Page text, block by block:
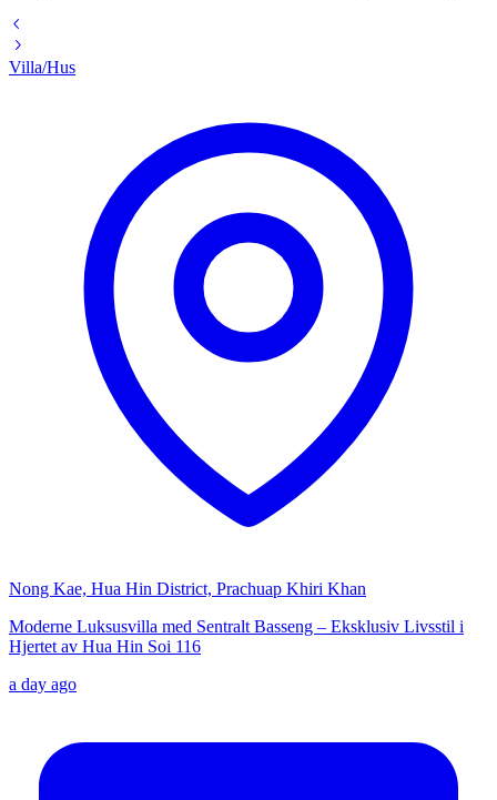
Villa/Hus
Nong Kae, Hua Hin District, Prachuap Khiri Khan
Moderne Luksusvilla med Sentralt Basseng – Eksklusiv Livsstil i
Hjertet av Hua Hin Soi 116
a day ago